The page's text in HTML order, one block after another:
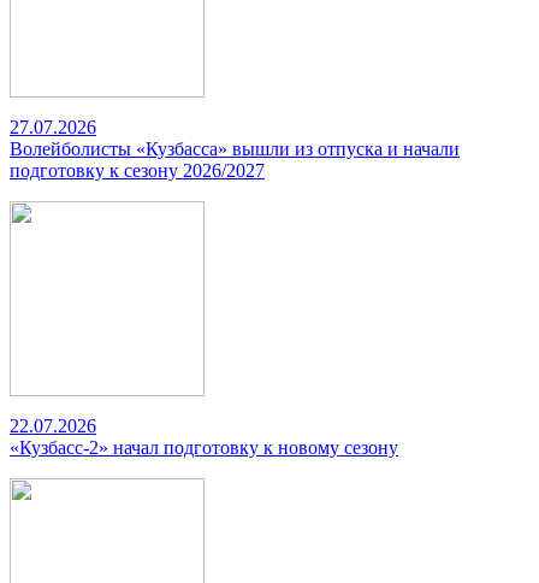
27.07.2026
Волейболисты «Кузбасса» вышли из отпуска и начали
подготовку к сезону 2026/2027
22.07.2026
«Кузбасс-2» начал подготовку к новому сезону